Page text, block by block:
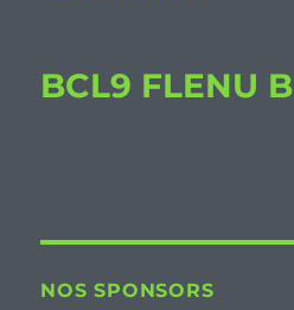
BCL9 FLENU B
NOS SPONSORS